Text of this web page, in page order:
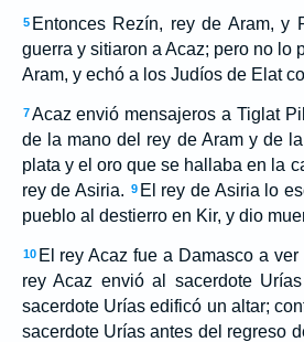
5 Entonces Rezín, rey de Aram, y
guerra y sitiaron a Acaz; pero no lo
Aram, y echó a los Judíos de Elat
7 Acaz envió mensajeros a Tiglat
de la mano del rey de Aram y de
plata y el oro que se hallaba en la
rey de Asiria. 9 El rey de Asiria lo
pueblo al destierro en Kir, y dio
10 El rey Acaz fue a Damasco a
rey Acaz envió al sacerdote
sacerdote Urías edificó un altar;
sacerdote Urías antes del regreso